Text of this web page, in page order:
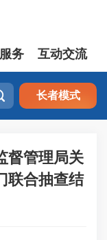
务 互动交流
长者模式
督管理局关
联合抽查结